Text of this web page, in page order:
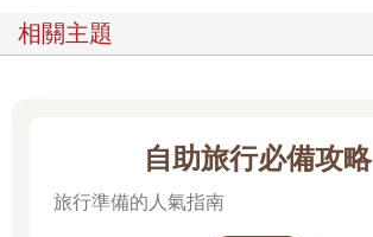
相關主題
自助旅行必備攻略
旅行準備的人氣指南